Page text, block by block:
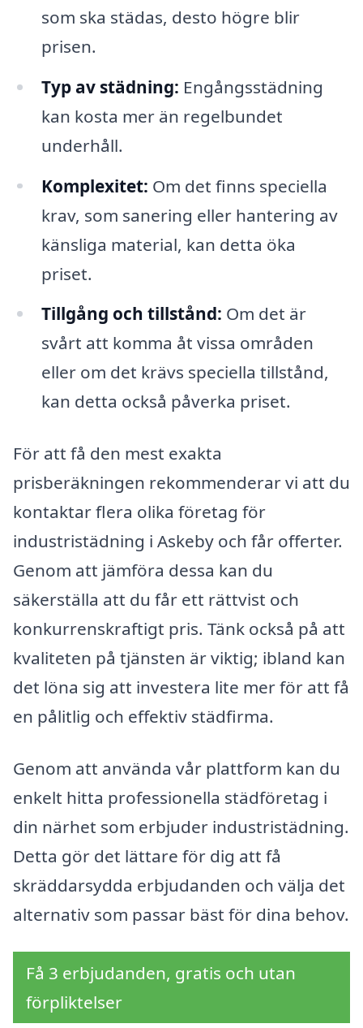
som ska städas, desto högre blir
prisen.
Typ av städning: Engångsstädning
kan kosta mer än regelbundet
underhåll.
Komplexitet: Om det finns speciella
krav, som sanering eller hantering av
känsliga material, kan detta öka
priset.
Tillgång och tillstånd: Om det är
svårt att komma åt vissa områden
eller om det krävs speciella tillstånd,
kan detta också påverka priset.
För att få den mest exakta
prisberäkningen rekommenderar vi att du
kontaktar flera olika företag för
industristädning i Askeby och får offerter.
Genom att jämföra dessa kan du
säkerställa att du får ett rättvist och
konkurrenskraftigt pris. Tänk också på att
kvaliteten på tjänsten är viktig; ibland kan
det löna sig att investera lite mer för att få
en pålitlig och effektiv städfirma.
Genom att använda vår plattform kan du
enkelt hitta professionella städföretag i
din närhet som erbjuder industristädning.
Detta gör det lättare för dig att få
skräddarsydda erbjudanden och välja det
alternativ som passar bäst för dina behov.
Få 3 erbjudanden, gratis och utan
förpliktelser